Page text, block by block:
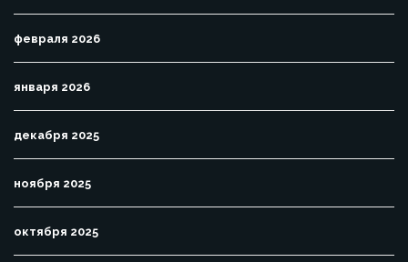
февраля 2026
января 2026
декабря 2025
ноября 2025
октября 2025